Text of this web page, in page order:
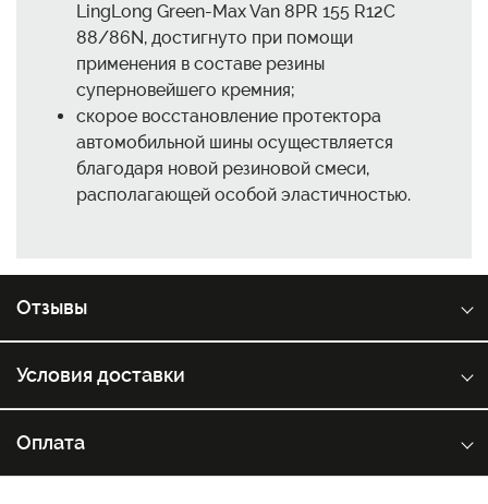
LingLong Green-Max Van 8PR 155 R12C
88/86N, достигнуто при помощи
применения в составе резины
суперновейшего кремния;
скорое восстановление протектора
автомобильной шины осуществляется
благодаря новой резиновой смеси,
располагающей особой эластичностью.
Отзывы
Условия доставки
Оплата